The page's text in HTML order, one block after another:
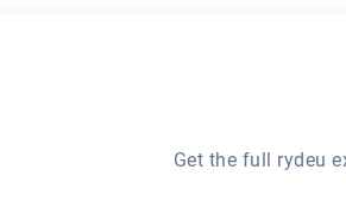
Get the full rydeu